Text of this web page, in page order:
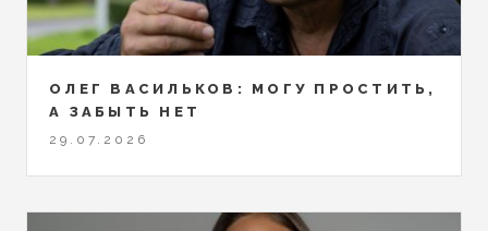
ОЛЕГ ВАСИЛЬКОВ: МОГУ ПРОСТИТЬ,
А ЗАБЫТЬ НЕТ
29.07.2026